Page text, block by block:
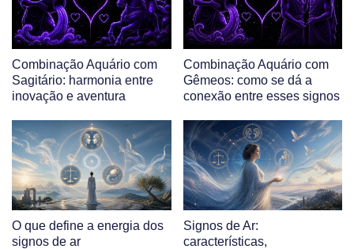
Combinação Aquário com
Sagitário: harmonia entre
inovação e aventura
Combinação Aquário com
Gêmeos: como se dá a
conexão entre esses signos
O que define a energia dos
signos de ar
Signos de Ar:
características,